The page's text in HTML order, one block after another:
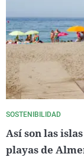
SOSTENIBILIDAD
Así son las
playas de